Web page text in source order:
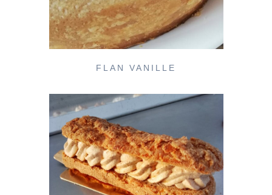
FLAN VANILLE